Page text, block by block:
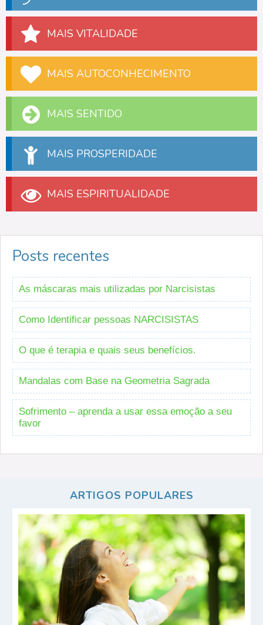
MAIS VITALIDADE
MAIS AUTOCONHECIMENTO
MAIS SENTIDO
MAIS PROSPERIDADE
MAIS ESPIRITUALIDADE
Posts recentes
As máscaras mais utilizadas por Narcisistas
Como Identificar pessoas NARCISISTAS
O que é terapia e quais seus benefícios.
Mandalas com Base na Geometria Sagrada
Sofrimento – aprenda a usar essa emoção a seu
favor
ARTIGOS POPULARES